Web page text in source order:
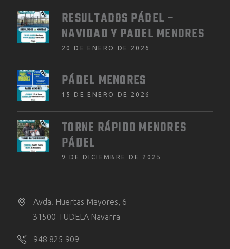
RESULTADOS PÁDEL –
NAVIDAD Y PADEL MENORES
20 DE ENERO DE 2026
PÁDEL MENORES
15 DE ENERO DE 2026
TORNE RÁPIDO MENORES
PÁDEL
9 DE DICIEMBRE DE 2025
Avda. Huertas Mayores, 6
31500 TUDELA Navarra
948 825 909